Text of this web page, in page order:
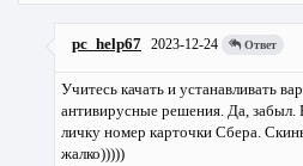
pc_help67 2023-12-24 Ответ
Учитесь качать и устанавливать
антивирусные решения. Да, забыл.
личку номер карточки Сбера.
жалко)))))